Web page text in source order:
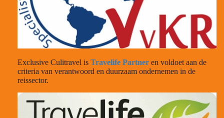
Exclusive Culitravel is Travelife Partner en voldoet aan de
criteria van verantwoord en duurzaam ondernemen in de
reissector.